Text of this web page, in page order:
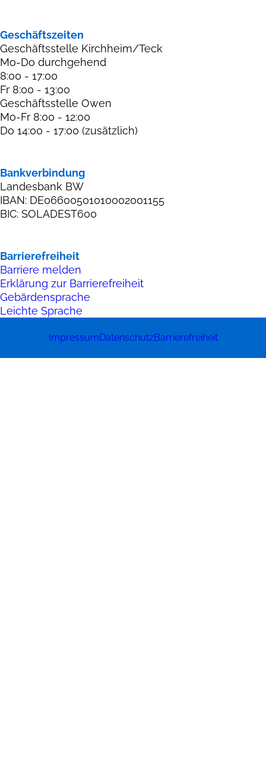
Geschäftszeiten
Geschäftsstelle Kirchheim/Teck
Mo-Do durchgehend
8:00 - 17:00
Fr 8:00 - 13:00
Geschäftsstelle Owen
Mo-Fr 8:00 - 12:00
Do 14:00 - 17:00 (zusätzlich)
Bankverbindung
Landesbank BW
IBAN: DE06600501010002001155
BIC: SOLADEST600
Barrierefreiheit
Barriere melden
Erklärung zur Barrierefreiheit
Gebärdensprache
Leichte Sprache
ImpressumDatenschutzBarrierefreiheit